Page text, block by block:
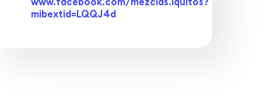
mibextid=LQQJ4d